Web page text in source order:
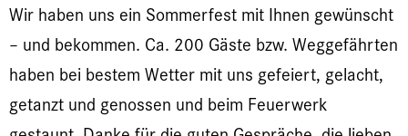
Wir haben uns ein Sommerfest mit Ihnen gewünscht
– und bekommen. Ca. 200 Gäste bzw. Weggefährten
haben bei bestem Wetter mit uns gefeiert, gelacht,
getanzt und genossen und beim Feuerwerk